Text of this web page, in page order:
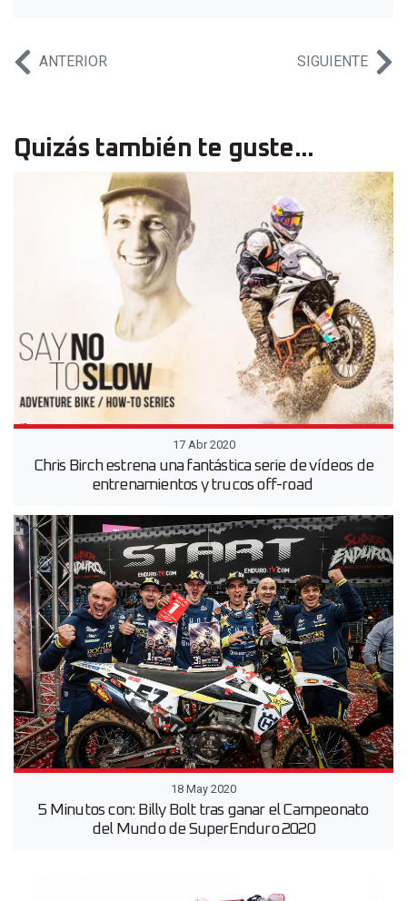
ANTERIOR SIGUIENTE
Quizás también te guste...
17 Abr 2020
Chris Birch estrena una fantástica serie de vídeos de
entrenamientos y trucos off-road
18 May 2020
5 Minutos con: Billy Bolt tras ganar el Campeonato
del Mundo de SuperEnduro 2020